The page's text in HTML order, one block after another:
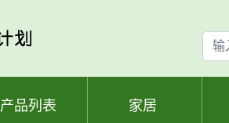
输
入
查
产品列表 家居